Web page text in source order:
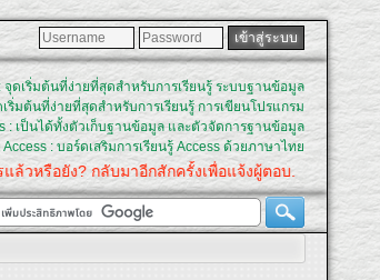
จุดเริ่มต้นที่ง่ายที่สุดสำหรับการเรียนรู้ ระบบฐานข้อมูล
เริ่มต้นที่ง่ายที่สุดสำหรับการเรียนรู้ การเขียนโปรแกรม
: เป็นได้ทั้งตัวเก็บฐานข้อมูล และตัวจัดการฐานข้อมูล
Access : บอร์ดเสริมการเรียนรู้ Access ด้วยภาษาไทย
ยัง? กลับมาอีกสักครั้งเพื่อแจ้งผู้ตอบ.